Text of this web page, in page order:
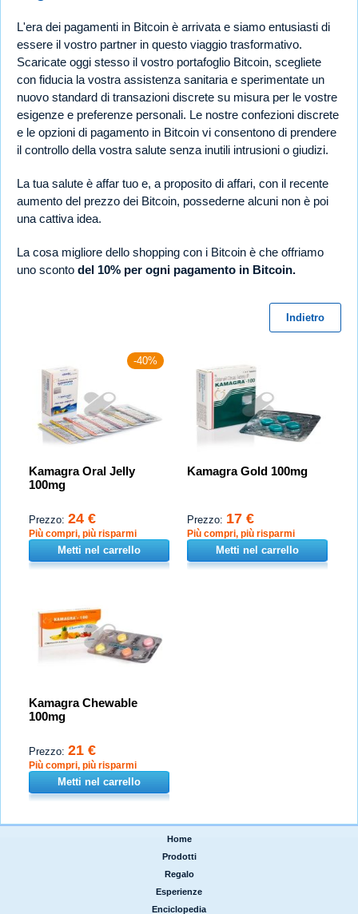
L'era dei pagamenti in Bitcoin è arrivata e siamo entusiasti di
essere il vostro partner in questo viaggio trasformativo.
Scaricate oggi stesso il vostro portafoglio Bitcoin, scegliete
con fiducia la vostra assistenza sanitaria e sperimentate un
nuovo standard di transazioni discrete su misura per le vostre
esigenze e preferenze personali. Le nostre confezioni discrete
e le opzioni di pagamento in Bitcoin vi consentono di prendere
il controllo della vostra salute senza inutili intrusioni o giudizi.
La tua salute è affar tuo e, a proposito di affari, con il recente
aumento del prezzo dei Bitcoin, possederne alcuni non è poi
una cattiva idea.
La cosa migliore dello shopping con i Bitcoin è che offriamo
uno sconto del 10% per ogni pagamento in Bitcoin.
Indietro
-40%
Kamagra Oral Jelly
100mg
Prezzo: 24 €
Più compri, più risparmi
Metti nel carrello
Kamagra Gold 100mg
Prezzo: 17 €
Più compri, più risparmi
Metti nel carrello
Kamagra Chewable
100mg
Prezzo: 21 €
Più compri, più risparmi
Metti nel carrello
Home
Prodotti
Regalo
Esperienze
Enciclopedia